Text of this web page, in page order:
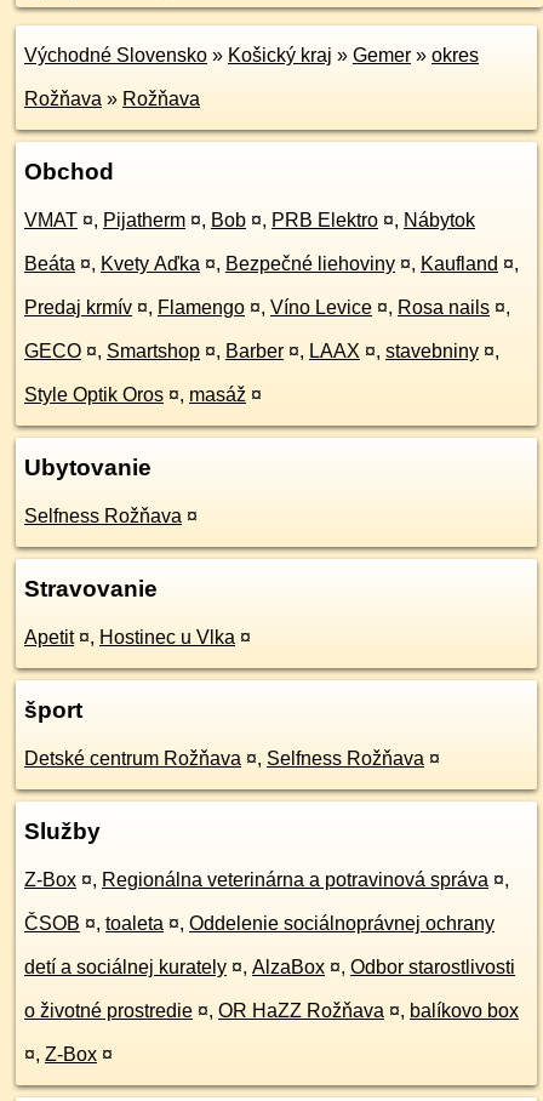
Východné Slovensko » Košický kraj » Gemer » okres
Rožňava » Rožňava
Obchod
VMAT ¤, Pijatherm ¤, Bob ¤, PRB Elektro ¤, Nábytok
Beáta ¤, Kvety Aďka ¤, Bezpečné liehoviny ¤, Kaufland ¤,
Predaj krmív ¤, Flamengo ¤, Víno Levice ¤, Rosa nails ¤,
GECO ¤, Smartshop ¤, Barber ¤, LAAX ¤, stavebniny ¤,
Style Optik Oros ¤, masáž ¤
Ubytovanie
Selfness Rožňava ¤
Stravovanie
Apetit ¤, Hostinec u Vlka ¤
šport
Detské centrum Rožňava ¤, Selfness Rožňava ¤
Služby
Z-Box ¤, Regionálna veterinárna a potravinová správa ¤,
ČSOB ¤, toaleta ¤, Oddelenie sociálnoprávnej ochrany
detí a sociálnej kurately ¤, AlzaBox ¤, Odbor starostlivosti
o životné prostredie ¤, OR HaZZ Rožňava ¤, balíkovo box
¤, Z-Box ¤